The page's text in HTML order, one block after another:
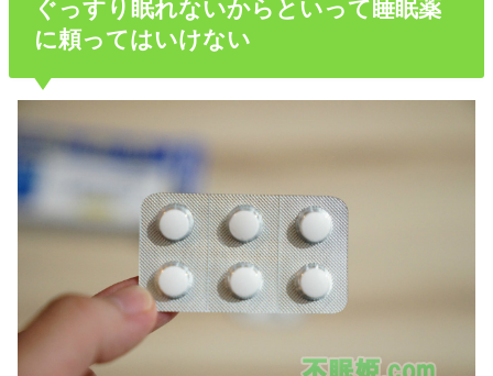
ぐっすり眠れないからといって睡眠薬
に頼ってはいけない